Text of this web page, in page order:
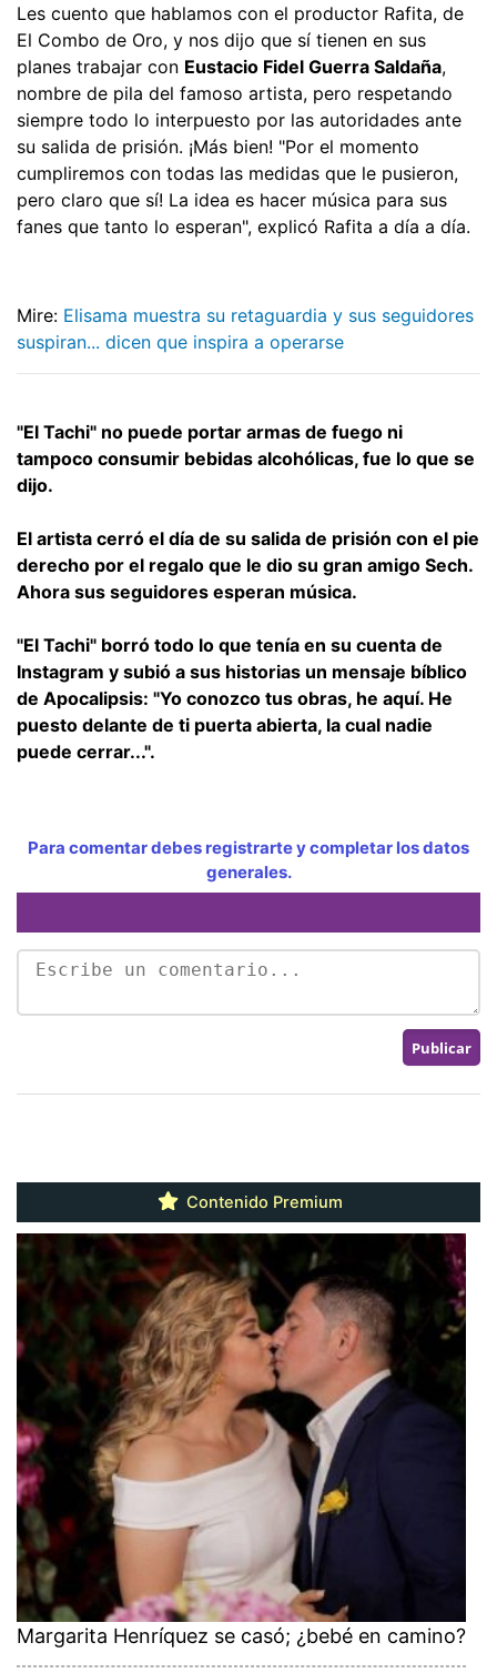
Les cuento que hablamos con el productor Rafita, de
El Combo de Oro, y nos dijo que sí tienen en sus
planes trabajar con Eustacio Fidel Guerra Saldaña,
nombre de pila del famoso artista, pero respetando
siempre todo lo interpuesto por las autoridades ante
su salida de prisión. ¡Más bien! "Por el momento
cumpliremos con todas las medidas que le pusieron,
pero claro que sí! La idea es hacer música para sus
fanes que tanto lo esperan", explicó Rafita a día a día.
Mire: Elisama muestra su retaguardia y sus seguidores
suspiran... dicen que inspira a operarse
"El Tachi" no puede portar armas de fuego ni
tampoco consumir bebidas alcohólicas, fue lo que se
dijo.
El artista cerró el día de su salida de prisión con el pie
derecho por el regalo que le dio su gran amigo Sech.
Ahora sus seguidores esperan música.
"El Tachi" borró todo lo que tenía en su cuenta de
Instagram y subió a sus historias un mensaje bíblico
de Apocalipsis: "Yo conozco tus obras, he aquí. He
puesto delante de ti puerta abierta, la cual nadie
puede cerrar...".
Para comentar debes registrarte y completar los datos
generales.
Contenido Premium
Margarita Henríquez se casó; ¿bebé en camino?